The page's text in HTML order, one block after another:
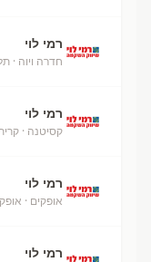
רמי לוי
חדרה ויוה ·
רמי לוי
קסיטנה ·
רמי לוי
אופקים ·
רמי לוי